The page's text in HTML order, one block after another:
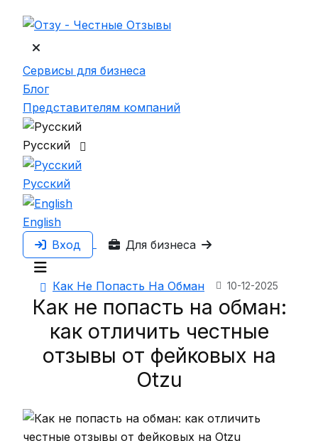
Сервисы для бизнеса
Блог
Представителям компаний
Русский
Русский
English
Вход
Для бизнеса
Как Не Попасть На Обман 10-12-2025
Как не попасть на обман:
как отличить честные
отзывы от фейковых на
Otzu